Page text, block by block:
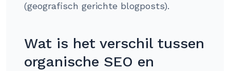
(geografisch gerichte blogposts).
Wat is het verschil tussen
organische SEO en